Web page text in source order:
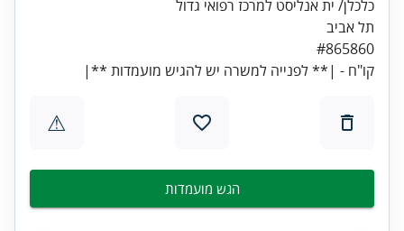
קו"ח - |** לפנייה למשרה יש להגיש מועמדות **|
⚠
הגש מועמדות